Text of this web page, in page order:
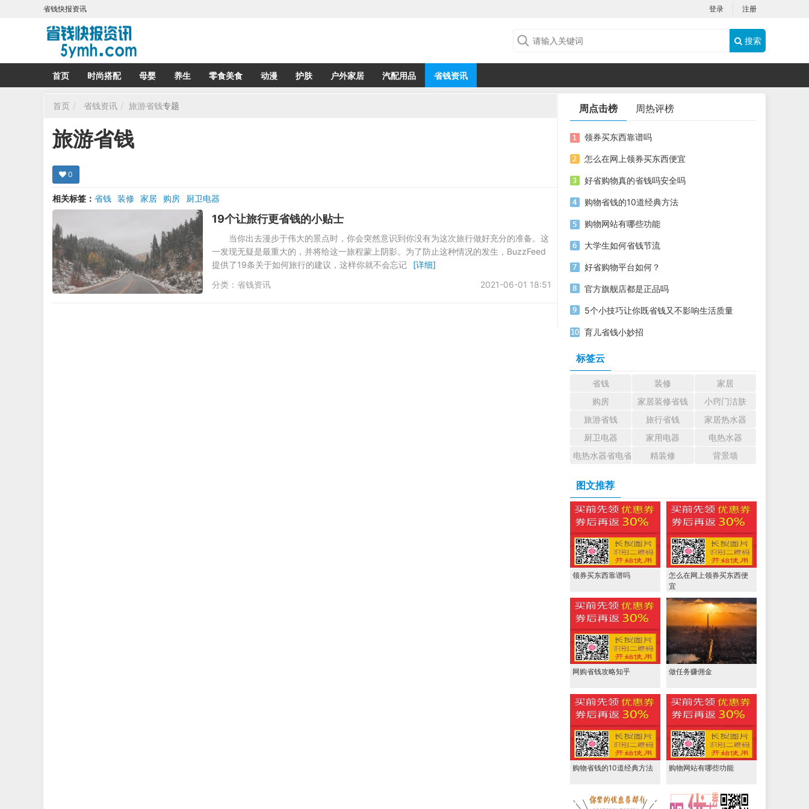
省钱快报资讯 登录 注册
搜索
首页 时尚搭配 母婴 养生 零食美食 动漫 护肤 户外家居 汽配用品 省钱资讯
首页 省钱资讯 旅游省钱专题
旅游省钱
0
相关标签： 省钱 装修 家居 购房 厨卫电器
19个让旅行更省钱的小贴士
当你出去漫步于伟大的景点时，你会突然意识到你没有为这次旅行做好充分的准备。这
一发现无疑是最重大的，并将给这一旅程蒙上阴影。为了防止这种情况的发生，BuzzFeed
提供了19条关于如何旅行的建议，这样你就不会忘记
[详细]
2021-06-01 18:51
分类： 省钱资讯
周点击榜 周热评榜
领券买东西靠谱吗
怎么在网上领券买东西便宜
好省购物真的省钱吗安全吗
购物省钱的10道经典方法
购物网站有哪些功能
大学生如何省钱节流
好省购物平台如何？
官方旗舰店都是正品吗
5个小技巧让你既省钱又不影响生活质量
育儿省钱小妙招
标签云
省钱 装修
家居
购房
家居装修省钱
小窍门洁肤
旅游省钱
旅行省钱
家居热水器
厨卫电器
家用电器
电热水器
电热水器省电省钱小诀窍
精装修 背景墙
图文推荐
领券买东西靠谱吗
怎么在网上领券买东西便
宜
网购省钱攻略知乎 做任务赚佣金
购物省钱的10道经典方法 购物网站有哪些功能